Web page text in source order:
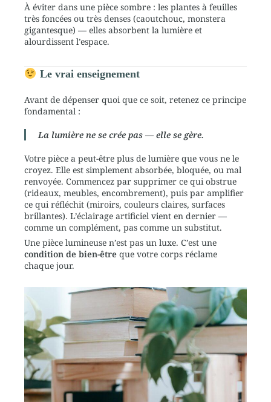
À éviter dans une pièce sombre : les plantes à feuilles
très foncées ou très denses (caoutchouc, monstera
gigantesque) — elles absorbent la lumière et
alourdissent l’espace.
Le vrai enseignement
Avant de dépenser quoi que ce soit, retenez ce principe
fondamental :
La lumière ne se crée pas — elle se gère.
Votre pièce a peut-être plus de lumière que vous ne le
croyez. Elle est simplement absorbée, bloquée, ou mal
renvoyée. Commencez par supprimer ce qui obstrue
(rideaux, meubles, encombrement), puis par amplifier
ce qui réfléchit (miroirs, couleurs claires, surfaces
brillantes). L’éclairage artificiel vient en dernier —
comme un complément, pas comme un substitut.
Une pièce lumineuse n’est pas un luxe. C’est une
condition de bien-être que votre corps réclame
chaque jour.